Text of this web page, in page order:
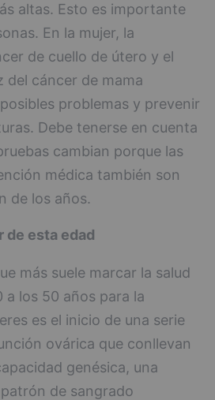
altas. Esto es importante
En la mujer, la
de cuello de útero y el
cáncer de mama
problemas y prevenir
Debe tenerse en cuenta
cambian porque las
médica también son
de los años.
de esta edad
más suele marcar la salud
los 50 años para la
es el inicio de una serie
ovárica que conllevan
genésica, una
de sangrado